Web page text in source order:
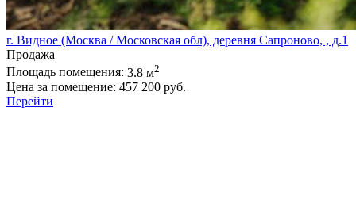
г. Видное (Москва / Московская обл), деревня Сапроново, , д.1
Продажа
Площадь помещения: 3.8 м2
Цена за помещение: 457 200 руб.
Перейти